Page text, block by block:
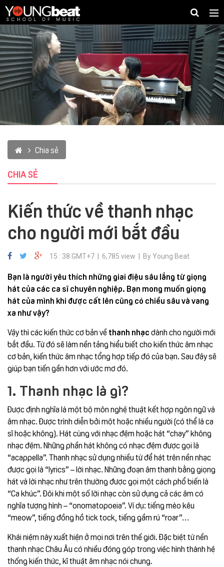
Chia sẻ
CHIA SẺ
Kiến thức về thanh nhạc
cho người mới bắt đầu
15 : 38 GMT+7 | 6,785 view | By Young Beat
Bạn là người yêu thích những giai điệu sâu lắng từ giọng
hát của các ca sĩ chuyên nghiệp. Bạn mong muốn giọng
hát của mình khi được cất lên cũng có chiều sâu và vang
xa như vậy?
Vậy thì các kiến thức cơ bản vềthanh nhạcdành cho người mới
bắt đầu. Từ đó sẽ làm nền tảng hiểu biết cho kiến thức âm nhạc
cơ bản, kiến thức âm nhạc tổng hợp tiếp đó của bạn. Sau đây sẽ
giúp bạn tiến gần hơn với ước mơ đó.
1. Thanh nhạc là gì?
Được định nghĩa là một bộ môn nghệ thuật kết hợp ngôn ngữ và
âm nhạc. Được trình diễn bởi một hoặc nhiều người (có thể là ca
sĩ hoặc không). Hát cùng với nhạc đệm hoặc hát “chay” không
nhạc đệm. Những phần hát không có nhạc đệm được gọi là
“acappella”. Thanh nhạc sử dụng nhiều từ để hát trên nền nhạc
được gọi là “lyrics” – lời nhạc. Những đoạn âm thanh bằng giọng
hát và lời nhạc như trên thường được gọi một cách phổ biến là
“Ca khúc”. Đôi khi một số lời nhạc còn sử dụng cả các âm có
nghĩa tượng hình – “onomatopoeia”. Ví dụ: tiếng mèo kêu
“meow”, tiếng đồng hồ tick tock, tiếng gầm rú “roar”…
Khái niệm này xuất hiện ở mọi nơi trên thế giới. Đặc biệt từ nền
thanh nhạc Châu Âu có nhiều đóng góp trong việc hình thành hệ
thống kiến thức, kĩ thuật âm nhạc nói chung.